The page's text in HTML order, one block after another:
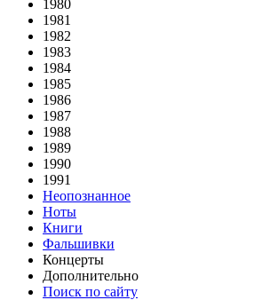
1980
1981
1982
1983
1984
1985
1986
1987
1988
1989
1990
1991
Неопознанное
Ноты
Книги
Фальшивки
Концерты
Дополнительно
Поиск по сайту